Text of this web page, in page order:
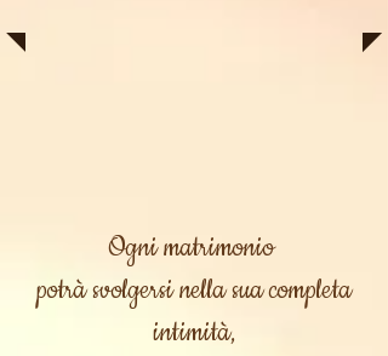
Ogni matrimonio
potrà svolgersi nella sua completa
intimità,